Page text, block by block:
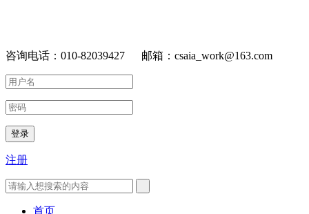
咨询电话：010-82039427 邮箱：csaia_work@163.com
登录
注册
首页